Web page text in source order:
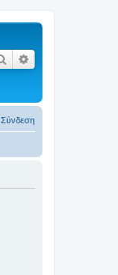
Αναζήτηση
Σύνδεση